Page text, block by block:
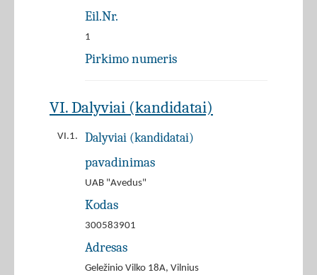
Eil.Nr.
1
Pirkimo numeris
VI. Dalyviai (kandidatai)
VI.1. Dalyviai (kandidatai)
pavadinimas
UAB "Avedus"
Kodas
300583901
Adresas
Geležinio Vilko 18A, Vilnius